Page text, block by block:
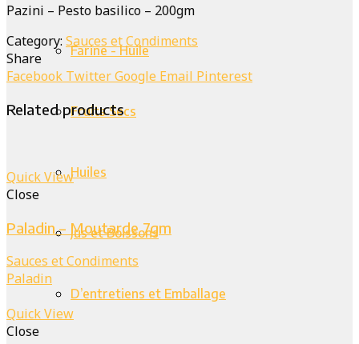
Farine - Huile
Fruits Secs
Huiles
Jus et Boissons
D’entretiens et Emballage
Pazini – Pesto basilico – 200gm
Category: Sauces et Condiments
Share
Facebook TwitterGoogle Email Pinterest
Related products
Quick View
Close
Paladin – Moutarde 7gm
Sauces et Condiments
Paladin
Quick View
Close